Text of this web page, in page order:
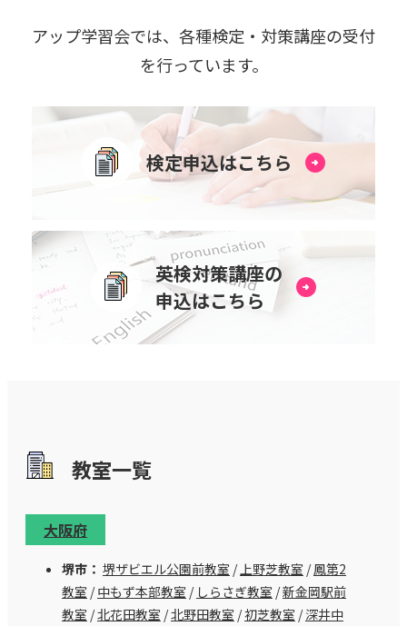
アップ学習会では、各種検定・対策講座の受付
を⾏っています。
検定申込はこちら
英検対策講座の
申込はこちら
教室⼀覧
大阪府
堺市： 堺ザビエル公園前教室 / 上野芝教室 /鳳第2
教室 /中もず本部教室 / しらさぎ教室 /新金岡駅前
教室 /北花田教室 /北野田教室 /初芝教室 /深井中